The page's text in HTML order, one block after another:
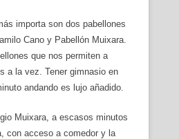
importa son dos pabellones
Cano y Pabellón Muixara.
que nos permiten a
a la vez. Tener gimnasio en
andando es lujo añadido.
Muixara, a escasos minutos
con acceso a comedor y la